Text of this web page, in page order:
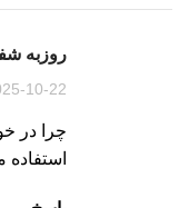
روزبه
2025-10-22 در
چرا در